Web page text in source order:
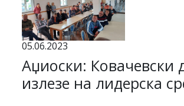
05.06.2023
Аџиоски: Ковачевски
излезе на лидерска